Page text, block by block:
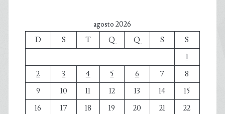
agosto 2026
D
S T Q Q S
S
1
2
3 4 5 6 7
8
9
10 11 12 13 14
15
16
17 18 19 20 21
22